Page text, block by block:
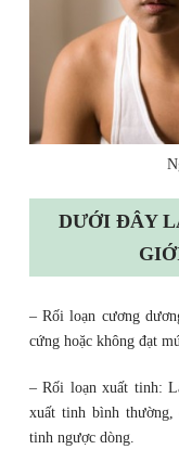
DƯỚI ĐÂY
– Rối loạn cương
cứng hoặc không đạt
– Rối loạn xuất tinh:
xuất tinh bình
tinh ngược dòng.